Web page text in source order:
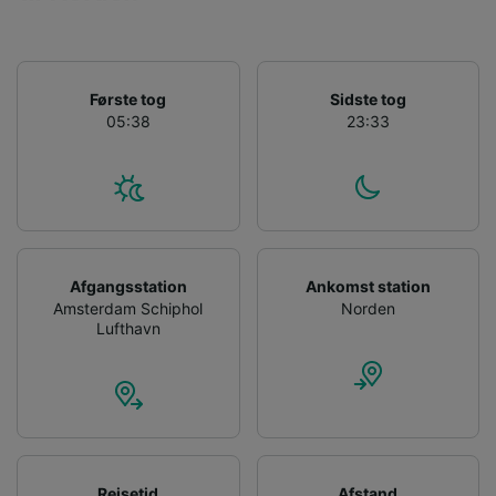
Første tog
05:38
Sidste tog
23:33
Afgangsstation
Amsterdam Schiphol
Lufthavn
Ankomst station
Norden
Liste over partnere (leverandører)